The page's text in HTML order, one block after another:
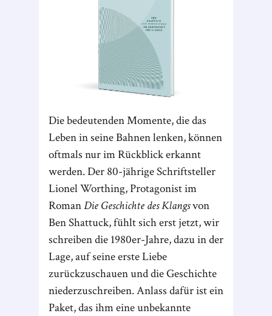
Die bedeutenden Momente, die das
Leben in seine Bahnen lenken, können
oftmals nur im Rückblick erkannt
werden. Der 80-jährige Schriftsteller
Lionel Worthing, Protagonist im
RomanDie Geschichte des Klangsvon
Ben Shattuck, fühlt sich erst jetzt, wir
schreiben die 1980er-Jahre, dazu in der
Lage, auf seine erste Liebe
zurückzuschauen und die Geschichte
niederzuschreiben. Anlass dafür ist ein
Paket, das ihm eine unbekannte